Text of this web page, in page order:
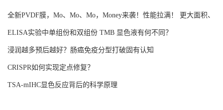
全新PVDF膜，Mo、Mo、Mo，Money来袭！性能拉满！ 更大面积、
更强吸附！
ELISA实验中单组份和双组份 TMB 显色液有何不同？
浸润越多预后越好？肠癌免疫分型打破固有认知
CRISPR如何实现定点修复？
TSA-mIHC显色反应背后的科学原理